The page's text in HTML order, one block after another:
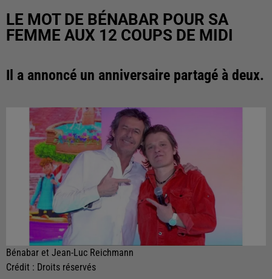
LE MOT DE BÉNABAR POUR SA
FEMME AUX 12 COUPS DE MIDI
Il a annoncé un anniversaire partagé à deux.
Bénabar et Jean-Luc Reichmann
Crédit : Droits réservés